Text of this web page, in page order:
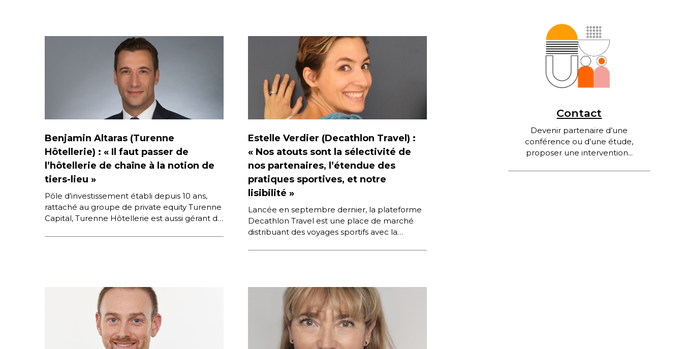
Benjamin Altaras (Turenne
Hôtellerie) : « Il faut passer de
l’hôtellerie de chaîne à la notion de
tiers-lieu »
Pôle d’investissement établi depuis 10 ans,
rattaché au groupe de private equity Turenne
Capital, Turenne Hôtellerie est aussi gérant de
Estelle Verdier (Decathlon Travel) :
« Nos atouts sont la sélectivité de
nos partenaires, l’étendue des
pratiques sportives, et notre
lisibilité »
Lancée en septembre dernier, la plateforme
Decathlon Travel est une place de marché
distribuant des voyages sportifs avec la
Contact
Devenir partenaire d’une
conférence ou d’une étude,
proposer une intervention...